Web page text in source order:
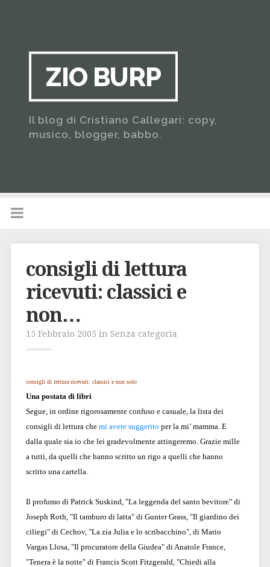
ZIO BURP
Il blog di Cristiano Callegari: copy,
musico, blogger, babbo.
consigli di lettura
ricevuti: classici e
non…
15 Febbraio 2005 in Senza categoria
consigli di lettura ricevuti: classici e non solo
Una postata di libri
Segue, in ordine rigorosamente confuso e casuale, la lista dei
consigli di lettura che mi avete suggerito per la mi’ mamma. E
dalla quale sia io che lei gradevolmente attingeremo. Grazie mille
a tutti, da quelli che hanno scritto un rigo a quelli che hanno
scritto una cartella.
Il profumo di Patrick Suskind, "La leggenda del santo bevitore" di
Joseph Roth, "Il tamburo di latta" di Gunter Grass, "Il giardino dei
ciliegi" di Cechov, "La zia Julia e lo scribacchino", di Mario
Vargas Llosa, "Il procuratore della Giudea" di Anatole France,
"Tenera è la notte" di Francis Scott Fitzgerald, "Chiedi alla